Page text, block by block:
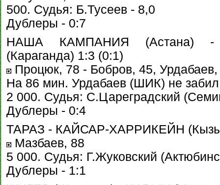
500. Судья: Б.Тусеев - 8,0
Дублеры - 0:7
НАША КАМПАНИЯ (Астана) -
(Караганда) 1:3 (0:1)
Процюк, 78 - Бобров, 45,
На 86 мин. Урдабаев (ШИК) не забил
2 000. Судья: С.Цареградский
Дублеры - 0:4
ТАРАЗ - КАЙСАР-ХАРРИКЕЙН
Мазбаев, 88
5 000. Судья: Г.Жуковский
Дублеры - 1:1